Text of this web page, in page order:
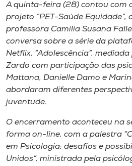
A quinta-feira (28) contou com
projeto “PET-Saúde Equidade”,
professora Camilia Susana
conversa sobre a série da
Netflix, “Adolescência”,
Zardo com participação das
Mattana, Danielle Damo e
abordaram diferentes
juventude.
O encerramento aconteceu na
forma on-line, com a palestra
em Psicologia: desafios e
Unidos”, ministrada pela